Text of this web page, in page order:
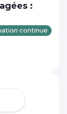
:
continue